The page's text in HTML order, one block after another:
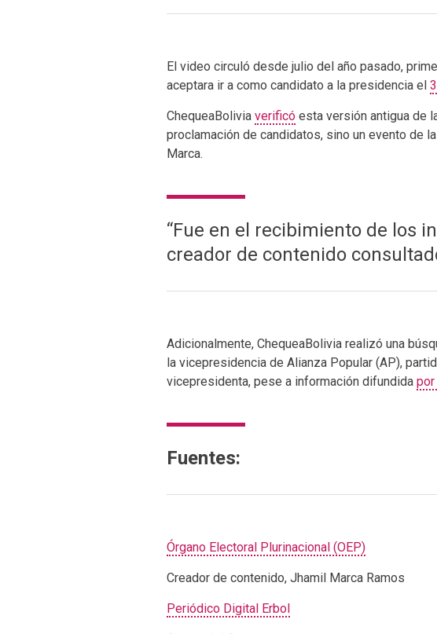
El video circuló desde julio del año pasado,
aceptara ir a como candidato a la presidencia el
ChequeaBolivia verificó esta versión antigua de
proclamación de candidatos, sino un evento de
Marca.
“Fue en el recibimiento de los
creador de contenido
Adicionalmente, ChequeaBolivia realizó una
la vicepresidencia de Alianza Popular (AP),
vicepresidenta, pese a información difundida
Fuentes:
Órgano Electoral Plurinacional (OEP)
Creador de contenido, Jhamil Marca Ramos
Periódico Digital Erbol